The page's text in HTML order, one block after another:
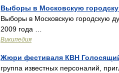
Выборы в Московскую
Выборы в Московскую городскую
2009 года …
Википедия
Жюри фестиваля КВН
группа известных персоналий,